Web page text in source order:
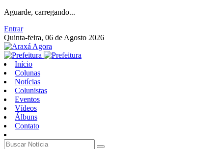
Aguarde, carregando...
Entrar
Quinta-feira, 06 de Agosto 2026
Início
Colunas
Notícias
Colunistas
Eventos
Vídeos
Álbuns
Contato